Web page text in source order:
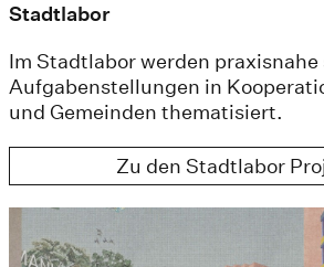
Stadtlabor
Im Stadtlabor werden
Aufgabenstellungen in
und Gemeinden thematisiert.
Zu den Stadtlabor